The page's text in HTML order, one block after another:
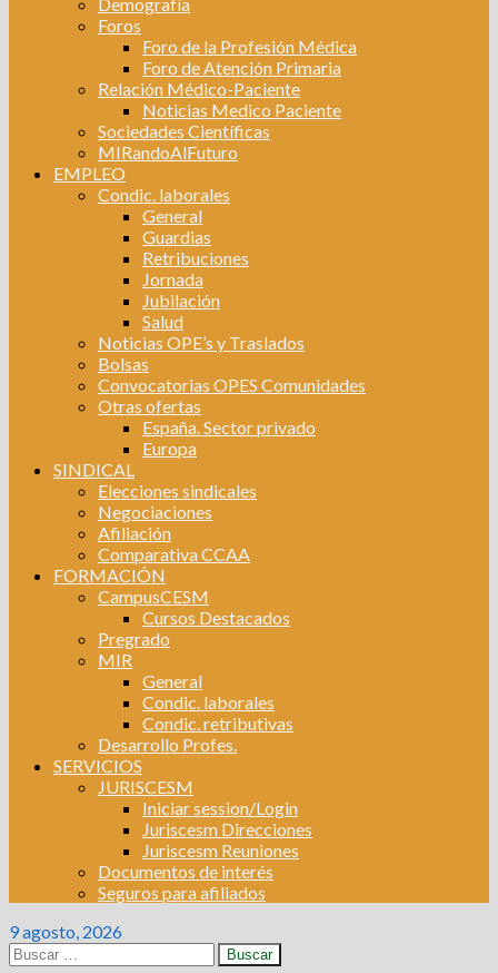
Foros
Foro de la Profesión Médica
Foro de Atención Primaria
Relación Médico-Paciente
Noticias Medico Paciente
Sociedades Científicas
MIRandoAlFuturo
EMPLEO
Condic. laborales
General
Guardias
Retribuciones
Jornada
Jubilación
Salud
Noticias OPE’s y Traslados
Bolsas
Convocatorias OPES Comunidades
Otras ofertas
España. Sector privado
Europa
SINDICAL
Elecciones sindicales
Negociaciones
Afiliación
Comparativa CCAA
FORMACIÓN
CampusCESM
Cursos Destacados
Pregrado
MIR
General
Condic. laborales
Condic. retributivas
Desarrollo Profes.
SERVICIOS
JURISCESM
Iniciar session/Login
Juriscesm Direcciones
Juriscesm Reuniones
Documentos de interés
Seguros para afiliados
9 agosto, 2026
Buscar: